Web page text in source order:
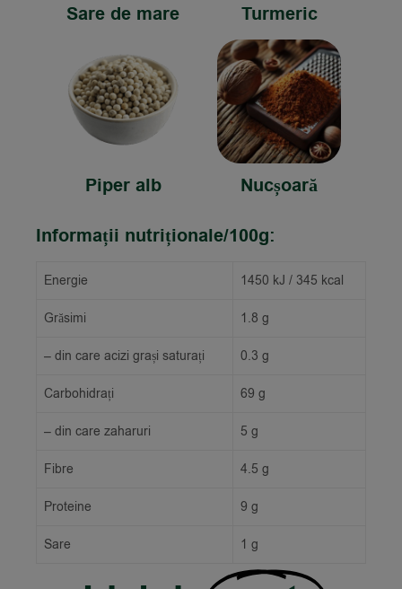
Sare de mare Turmeric
Piper alb
Nucșoară
Informații nutriționale/100g:
Energie 1450 kJ / 345 kcal
Grăsimi 1.8 g
– din care acizi grași saturați 0.3 g
Carbohidrați 69 g
– din care zaharuri 5 g
Fibre 4.5 g
Proteine 9 g
Sare 1 g